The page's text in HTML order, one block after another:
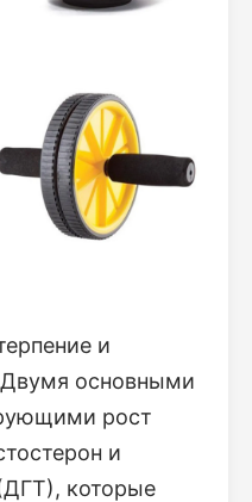
и
основными
рост
и
которые